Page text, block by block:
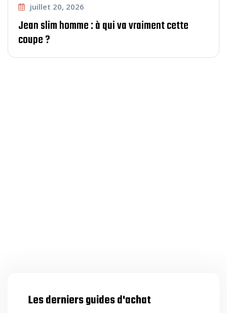
juillet 20, 2026
Jean slim homme : à qui va vraiment cette
coupe ?
Les derniers guides d'achat